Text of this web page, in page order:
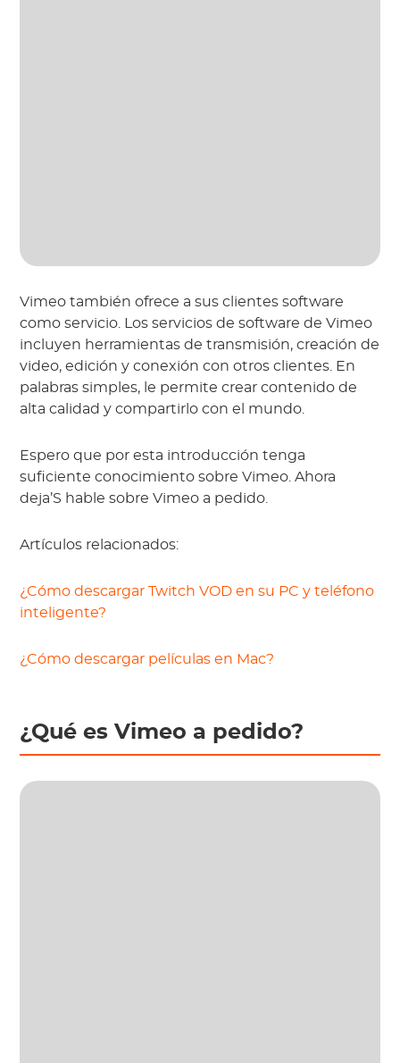
Vimeo también ofrece a sus clientes software
como servicio. Los servicios de software de Vimeo
incluyen herramientas de transmisión, creación de
video, edición y conexión con otros clientes. En
palabras simples, le permite crear contenido de
alta calidad y compartirlo con el mundo.
Espero que por esta introducción tenga
suficiente conocimiento sobre Vimeo. Ahora
deja’S hable sobre Vimeo a pedido.
Artículos relacionados:
¿Cómo descargar Twitch VOD en su PC y teléfono
inteligente?
¿Cómo descargar películas en Mac?
¿Qué es Vimeo a pedido?